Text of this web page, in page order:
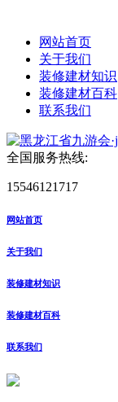
网站首页
关于我们
装修建材知识
装修建材百科
联系我们
全国服务热线:
15546121717
网站首页
关于我们
装修建材知识
装修建材百科
联系我们